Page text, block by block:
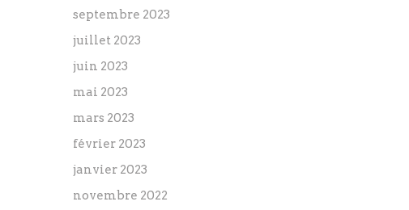
septembre 2023
juillet 2023
juin 2023
mai 2023
mars 2023
février 2023
janvier 2023
novembre 2022